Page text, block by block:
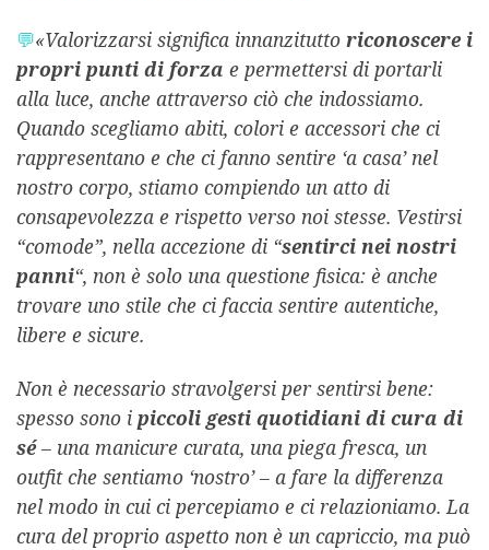
💬«Valorizzarsi significa innanzitutto riconoscere i
propri punti di forza e permettersi di portarli
alla luce, anche attraverso ciò che indossiamo.
Quando scegliamo abiti, colori e accessori che ci
rappresentano e che ci fanno sentire ‘a casa’ nel
nostro corpo, stiamo compiendo un atto di
consapevolezza e rispetto verso noi stesse. Vestirsi
“comode”, nella accezione di “sentirci nei nostri
panni“, non è solo una questione fisica: è anche
trovare uno stile che ci faccia sentire autentiche,
libere e sicure.
Non è necessario stravolgersi per sentirsi bene:
spesso sono i piccoli gesti quotidiani di cura di
sé– una manicure curata, una piega fresca, un
outfit che sentiamo ‘nostro’ – a fare la differenza
nel modo in cui ci percepiamo e ci relazioniamo. La
cura del proprio aspetto non è un capriccio, ma può